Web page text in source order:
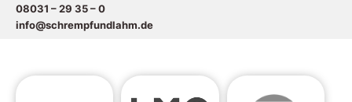
08031 – 29 35 – 0
info@schrempfundlahm.de